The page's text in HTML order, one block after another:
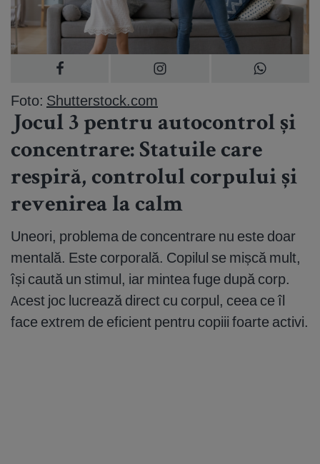
Foto: Shutterstock.com
Jocul 3 pentru autocontrol și
concentrare: Statuile care
respiră, controlul corpului și
revenirea la calm
Uneori, problema de concentrare nu este doar
mentală. Este corporală. Copilul se mișcă mult,
își caută un stimul, iar mintea fuge după corp.
Acest joc lucrează direct cu corpul, ceea ce îl
face extrem de eficient pentru copiii foarte activi.